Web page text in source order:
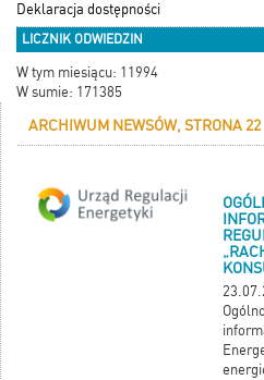
Deklaracja dostępności
LICZNIK ODWIEDZIN
W tym miesiącu: 11994
W sumie: 171385
ARCHIWUM NEWSÓW, STRONA 22